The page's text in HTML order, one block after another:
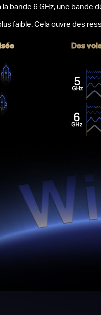
la bande 6 GHz, une
faible.Cela ouvre des
Des